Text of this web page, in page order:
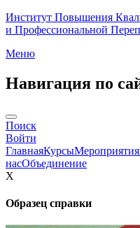
Институт Повышения
и Профессиональной
Меню
Навигация по
Поиск
Войти
ГлавнаяКурсыМероприятия
насОбъединение
X
Образец справки